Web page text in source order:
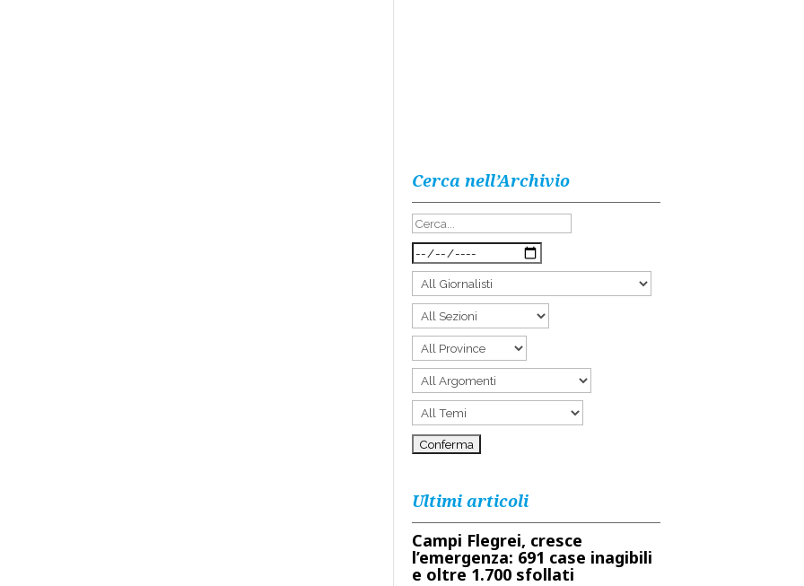
Cerca nell’Archivio
Ultimi articoli
Campi Flegrei, cresce
l’emergenza: 691 case inagibili
e oltre 1.700 sfollati